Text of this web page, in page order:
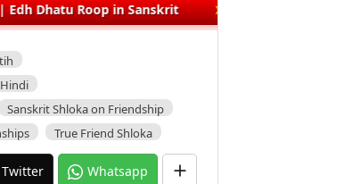
in Sanskrit ➤Class 8 Hindi Malhar Chapter 4 Haridwar |
Sanskrit Shloka on Friendship
True Friend Shloka
Twitter Whatsapp